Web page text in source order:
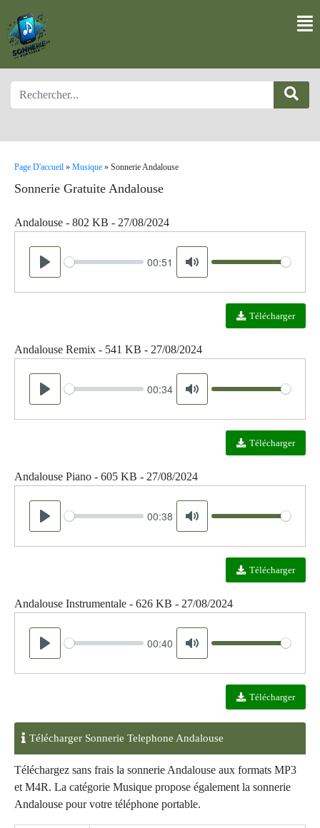
Page D'accueil » Musique » Sonnerie Andalouse
Sonnerie Gratuite Andalouse
Andalouse - 802 KB - 27/08/2024
Play
Seek 00:51
Mute
Volume
Télécharger
Andalouse Remix - 541 KB - 27/08/2024
Play
Seek 00:34
Mute
Volume
Télécharger
Andalouse Piano - 605 KB - 27/08/2024
Play
Seek 00:38
Mute
Volume
Télécharger
Andalouse Instrumentale - 626 KB - 27/08/2024
Play
Seek 00:40
Mute
Volume
Télécharger
Télécharger Sonnerie Telephone Andalouse
Téléchargez sans frais la sonnerie Andalouse aux formats MP3
et M4R. La catégorie Musique propose également la sonnerie
Andalouse pour votre téléphone portable.